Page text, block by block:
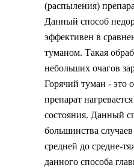
(распыления)
Данный способ
эффективен в
туманом. Такая
небольших очагов
Горячий туман - это
препарат
состояния. Данный
большинства
средней до средне-
данного способа